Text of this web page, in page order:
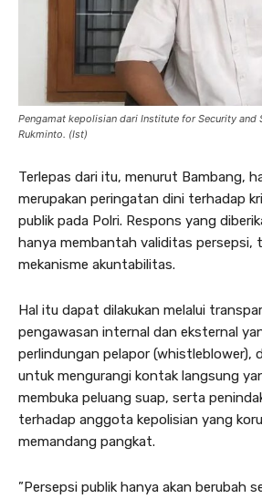
Pengamat kepolisian dari Institute for Security and
Rukminto. (Ist)
Terlepas dari itu, menurut Bambang,
merupakan peringatan dini terhadap
publik pada Polri. Respons yang
hanya membantah validitas persepsi,
mekanisme akuntabilitas.
Hal itu dapat dilakukan melalui
pengawasan internal dan eksternal
perlindungan pelapor (whistleblower),
untuk mengurangi kontak langsung
membuka peluang suap, serta
terhadap anggota kepolisian yang
memandang pangkat.
”Persepsi publik hanya akan berubah